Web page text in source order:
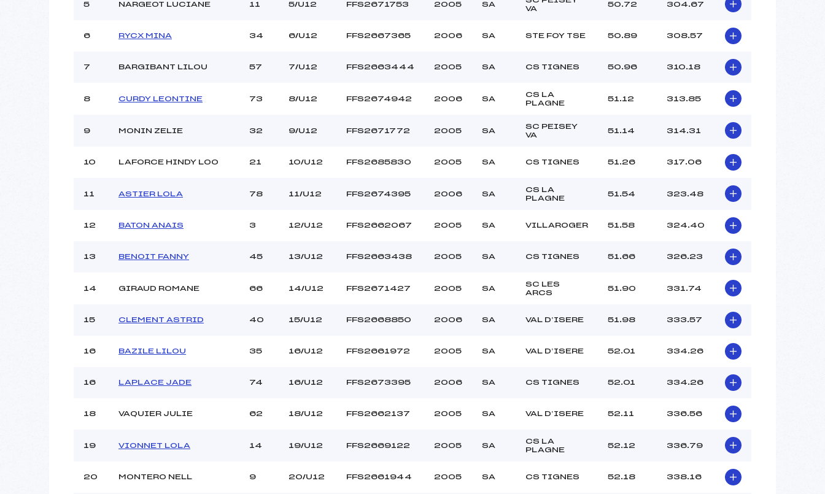
Pénalité appliquée :
221.1700
5 NARGEOT LUCIANE 11 5/U12 FFS2671753 2005 SA
VA
50.72 304.67
6 RYCX MINA 34 6/U12 FFS2667365 2006 SA STE FOY TSE 50.89 308.57
7 BARGIBANT LILOU 57 7/U12 FFS2663444 2005 SA CS TIGNES 50.96 310.18
8 CURDY LEONTINE 73 8/U12 FFS2674942 2006 SA
CS LA
PLAGNE
51.12 313.85
9 MONIN ZELIE 32 9/U12 FFS2671772 2005 SA
SC PEISEY
VA
51.14 314.31
10 LAFORCE HINDY LOO 21 10/U12 FFS2685830 2005 SA CS TIGNES 51.26 317.06
11 ASTIER LOLA 78 11/U12 FFS2674395 2006 SA
CS LA
PLAGNE
51.54 323.48
12 BATON ANAIS 3 12/U12 FFS2662067 2005 SA VILLAROGER 51.58 324.40
13 BENOIT FANNY 45 13/U12 FFS2663438 2005 SA CS TIGNES 51.66 326.23
14 GIRAUD ROMANE 66 14/U12 FFS2671427 2005 SA
SC LES
ARCS
51.90 331.74
15 CLEMENT ASTRID 40 15/U12 FFS2668850 2006 SA VAL D’ISERE 51.98 333.57
16 BAZILE LILOU 35 16/U12 FFS2661972 2005 SA VAL D’ISERE 52.01 334.26
16 LAPLACE JADE 74 16/U12 FFS2673395 2006 SA CS TIGNES 52.01 334.26
18 VAQUIER JULIE 62 18/U12 FFS2662137 2005 SA VAL D’ISERE 52.11 336.56
19 VIONNET LOLA 14 19/U12 FFS2669122 2005 SA
CS LA
PLAGNE
52.12 336.79
20 MONTERO NELL 9 20/U12 FFS2661944 2005 SA CS TIGNES 52.18 338.16